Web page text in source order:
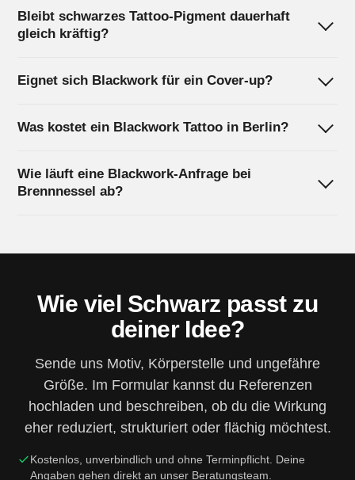
Bleibt schwarzes Tattoo-Pigment dauerhaft
gleich kräftig?
Eignet sich Blackwork für ein Cover-up?
Was kostet ein Blackwork Tattoo in Berlin?
Wie läuft eine Blackwork-Anfrage bei
Brennnessel ab?
Wie viel Schwarz passt zu
deiner Idee?
Sende uns Motiv, Körperstelle und ungefähre
Größe. Im Formular kannst du Referenzen
hochladen und beschreiben, ob du die Wirkung
eher reduziert, strukturiert oder flächig möchtest.
Kostenlos, unverbindlich und ohne Terminpflicht. Deine
Angaben gehen direkt an unser Beratungsteam.